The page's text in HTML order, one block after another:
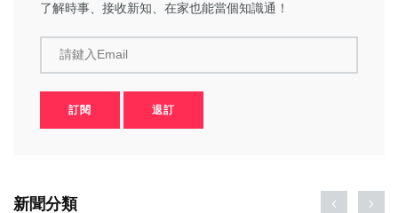
了解時事、接收新知、在家也能當個知識通！
請鍵入Email
訂閱 退訂
新聞分類